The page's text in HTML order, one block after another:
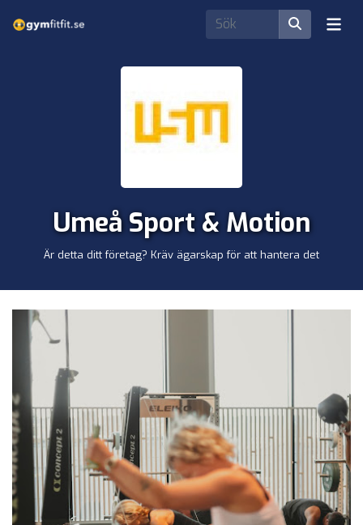
Umeå Sport & Motion
Är detta ditt företag? Kräv ägarskap för att hantera det